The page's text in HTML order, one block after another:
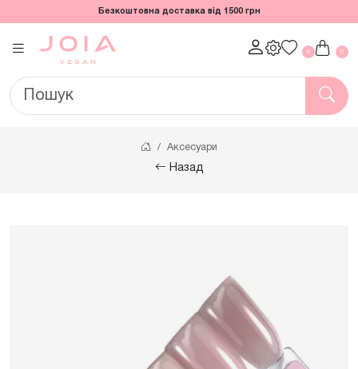
Безкоштовна доставка від 1500 грн
0 0
Аксесуари
Назад